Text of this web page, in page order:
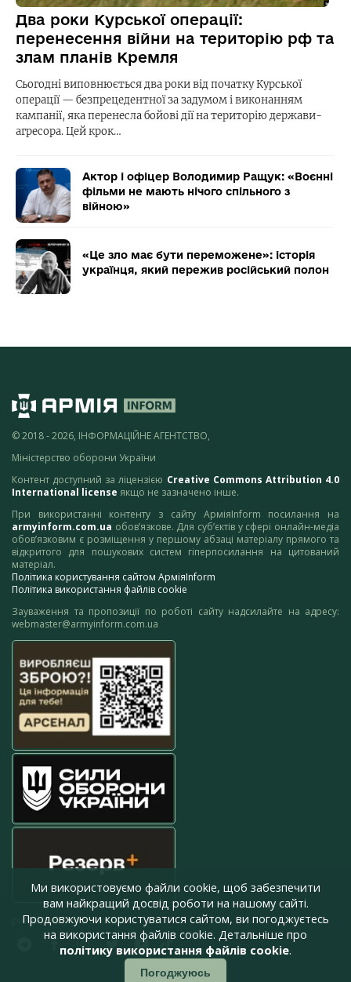
Два роки Курської операції:
перенесення війни на територію рф та
злам планів Кремля
Сьогодні виповнюється два роки від початку Курської
операції — безпрецедентної за задумом і виконанням
кампанії, яка перенесла бойові дії на територію держави-
агресора. Цей крок…
Актор і офіцер Володимир Ращук: «Воєнні
фільми не мають нічого спільного з
війною»
«Це зло має бути переможене»: історія
українця, який пережив російський полон
© 2018 - 2026, ІНФОРМАЦІЙНЕ АГЕНТСТВО,
Міністерство оборони України
Контент доступний за ліцензією Creative Commons Attribution 4.0
International license якщо не зазначено інше.
При використанні контенту з сайту АрміяInform посилання на
armyinform.com.ua обов’язкове. Для суб’єктів у сфері онлайн-медіа
обов’язковим є розміщення у першому абзаці матеріалу прямого та
відкритого для пошукових систем гіперпосилання на цитований
матеріал.
Політика користування сайтом АрміяInform
Політика використання файлів cookie
Зауваження та пропозиції по роботі сайту надсилайте на адресу:
webmaster@armyinform.com.ua
press@armyinform.com.ua
Ми використовуємо файли cookie, щоб забезпечити
вам найкращий досвід роботи на нашому сайті.
Продовжуючи користуватися сайтом, ви погоджуєтесь
на використання файлів cookie. Детальніше про
політику використання файлів cookie.
Погоджуюсь